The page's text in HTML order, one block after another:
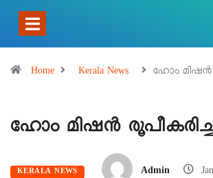
Home Kerala News ഹോം മിഷൻ
ഹോം മിഷൻ
KERALA NEWS Admin